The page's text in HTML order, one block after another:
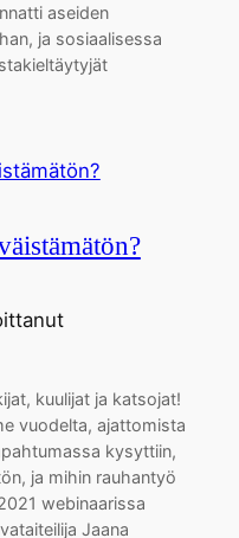
aseiden
ja sosiaalisessa
kuulijat ja katsojat!
vuodelta, ajattomista
kysyttiin,
ja mihin rauhantyö
webinaarissa
Jaana